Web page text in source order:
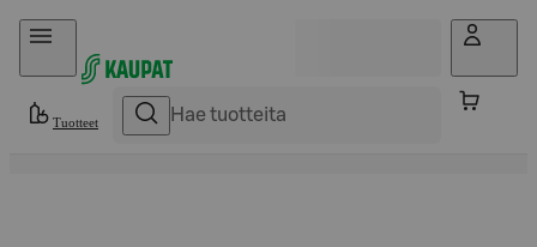
Hyppää sisältöön
Tuotteet